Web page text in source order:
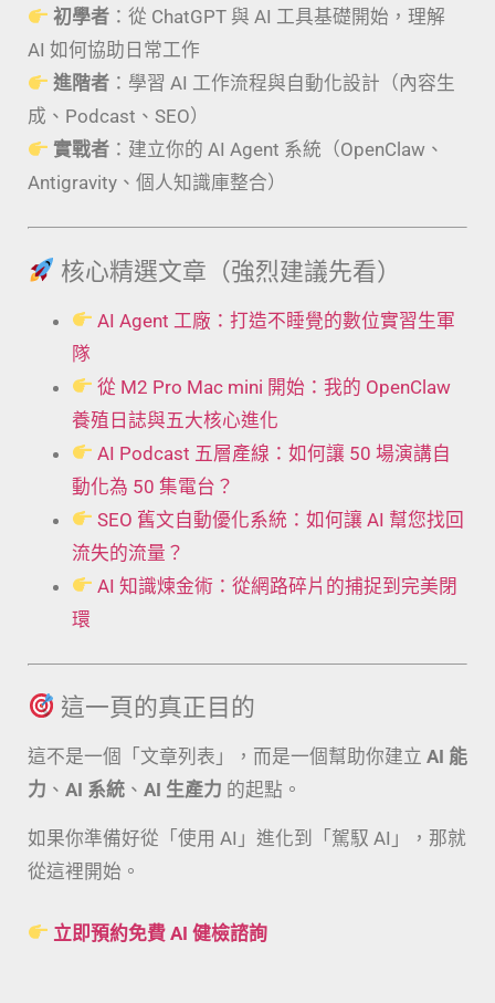
初學者 ：從 ChatGPT 與 AI 工具基礎開始，理解
AI 如何協助日常工作
進階者 ：學習 AI 工作流程與自動化設計（內容生
成、Podcast、SEO）
實戰者 ：建立你的 AI Agent 系統（OpenClaw、
Antigravity、個人知識庫整合）
核心精選文章（強烈建議先看）
AI Agent 工廠：打造不睡覺的數位實習生軍
隊
從 M2 Pro Mac mini 開始：我的 OpenClaw
養殖日誌與五大核心進化
AI Podcast 五層產線：如何讓 50 場演講自
動化為 50 集電台？
SEO 舊文自動優化系統：如何讓 AI 幫您找回
流失的流量？
AI 知識煉金術：從網路碎片的捕捉到完美閉
環
這一頁的真正目的
這不是一個「文章列表」，而是一個幫助你建立 AI 能
力 、 AI 系統 、 AI 生產力 的起點。
如果你準備好從「使用 AI」進化到「駕馭 AI」，那就
從這裡開始。
立即預約免費 AI 健檢諮詢